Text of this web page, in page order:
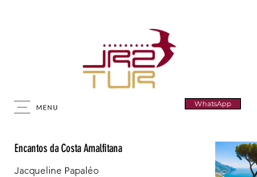
WhatsApp
Encantos da Costa Amalfitana
Jacqueline Papaléo